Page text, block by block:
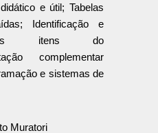
e útil; Tabelas
Identificação e
itens do
complementar
e sistemas de
Muratori